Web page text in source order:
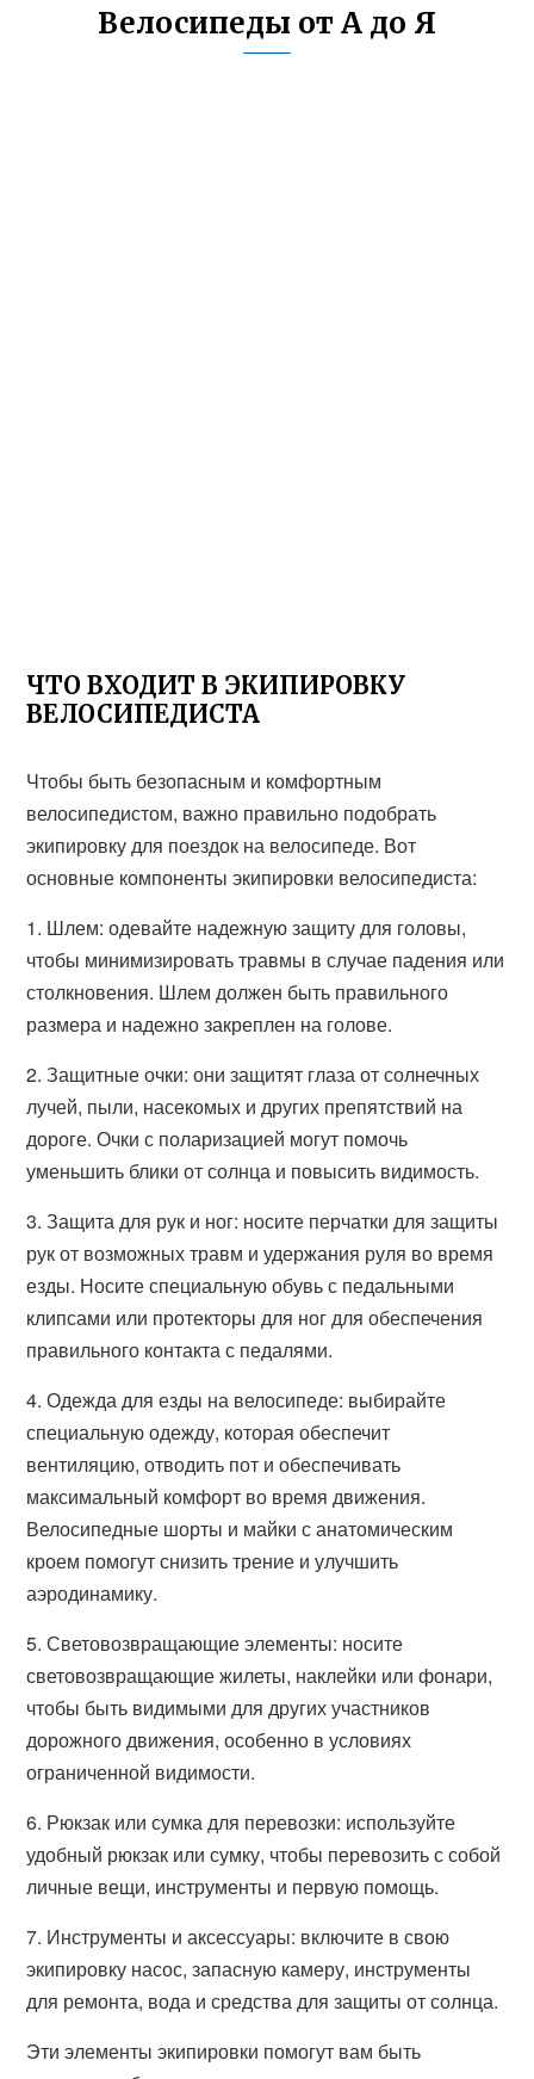
Велосипеды от А до Я
ЧТО ВХОДИТ В ЭКИПИРОВКУ
ВЕЛОСИПЕДИСТА
Чтобы быть безопасным и комфортным
велосипедистом, важно правильно подобрать
экипировку для поездок на велосипеде. Вот
основные компоненты экипировки велосипедиста:
1. Шлем: одевайте надежную защиту для головы,
чтобы минимизировать травмы в случае падения или
столкновения. Шлем должен быть правильного
размера и надежно закреплен на голове.
2. Защитные очки: они защитят глаза от солнечных
лучей, пыли, насекомых и других препятствий на
дороге. Очки с поларизацией могут помочь
уменьшить блики от солнца и повысить видимость.
3. Защита для рук и ног: носите перчатки для защиты
рук от возможных травм и удержания руля во время
езды. Носите специальную обувь с педальными
клипсами или протекторы для ног для обеспечения
правильного контакта с педалями.
4. Одежда для езды на велосипеде: выбирайте
специальную одежду, которая обеспечит
вентиляцию, отводить пот и обеспечивать
максимальный комфорт во время движения.
Велосипедные шорты и майки с анатомическим
кроем помогут снизить трение и улучшить
аэродинамику.
5. Световозвращающие элементы: носите
световозвращающие жилеты, наклейки или фонари,
чтобы быть видимыми для других участников
дорожного движения, особенно в условиях
ограниченной видимости.
6. Рюкзак или сумка для перевозки: используйте
удобный рюкзак или сумку, чтобы перевозить с собой
личные вещи, инструменты и первую помощь.
7. Инструменты и аксессуары: включите в свою
экипировку насос, запасную камеру, инструменты
для ремонта, вода и средства для защиты от солнца.
Эти элементы экипировки помогут вам быть